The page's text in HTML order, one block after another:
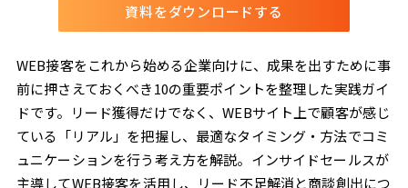
資料をダウンロードする
WEB接客をこれから始める企業向けに、成果を出すために事
前に押さえておくべき10の重要ポイントを整理した実践ガイ
ドです。リード獲得だけでなく、WEBサイト上で顧客が感じ
ている「リアル」を把握し、最適なタイミング・方法でコミ
ュニケーションを行う考え方を解説。インサイドセールスが
主導してWEB接客を活用し、リード不足解消と商談創出につ